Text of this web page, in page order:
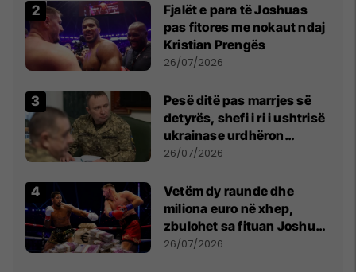
Fjalët e para të Joshuas
pas fitores me nokaut ndaj
Kristian Prengës
26/07/2026
Pesë ditë pas marrjes së
detyrës, shefi i ri i ushtrisë
ukrainase urdhëron
kontroll të madh
26/07/2026
Vetëm dy raunde dhe
miliona euro në xhep,
zbulohet sa fituan Joshua
e Prenga
26/07/2026